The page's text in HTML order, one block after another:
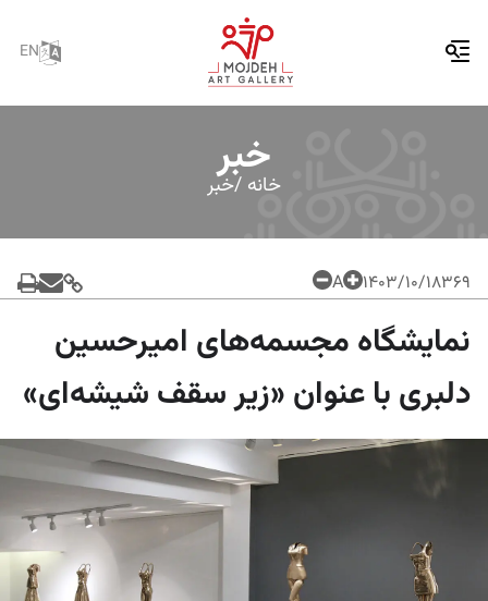
EN
خبر
خانه /خبر
369۱۴۰۳/۱۰/۱۸ A
نمایشگاه مجسمه‌های امیرحسین
دلبری با عنوان «زیر سقف شیشه‌ای»